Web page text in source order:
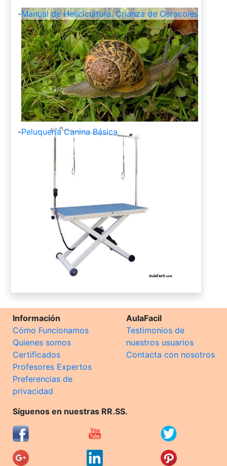
-Manual de Helicicultura. Crianza de Caracoles
-Peluquería Canina Básica
Información
Cómo Funcionamos
Quienes somos
Certificados
Profesores Expertos
Preferencias de
privacidad
AulaFacil
Testimonios de
nuestros usuarios
Contacta con nosotros
Síguenos en nuestras RR.SS.